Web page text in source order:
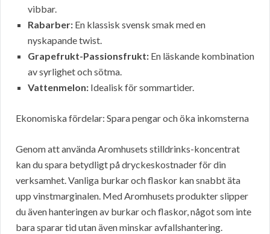
vibbar.
Rabarber: En klassisk svensk smak med en
nyskapande twist.
Grapefrukt-Passionsfrukt: En läskande kombination
av syrlighet och sötma.
Vattenmelon: Idealisk för sommartider.
Ekonomiska fördelar: Spara pengar och öka inkomsterna
Genom att använda Aromhusets stilldrinks-koncentrat
kan du spara betydligt på dryckeskostnader för din
verksamhet. Vanliga burkar och flaskor kan snabbt äta
upp vinstmarginalen. Med Aromhusets produkter slipper
du även hanteringen av burkar och flaskor, något som inte
bara sparar tid utan även minskar avfallshantering.